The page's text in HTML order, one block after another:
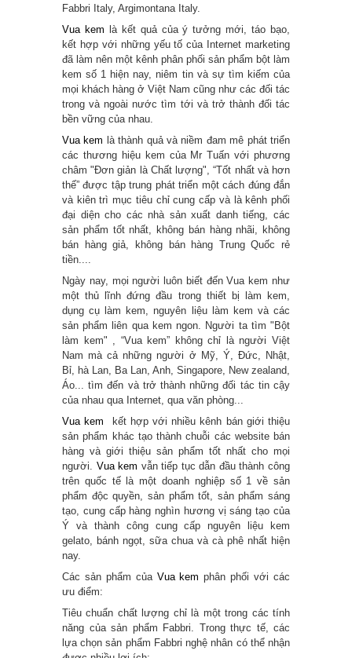
Fabbri Italy, Argimontana Italy.
Vua kem là kết quả của ý tưởng mới, táo bạo,
kết hợp với những yếu tố của Internet marketing
đã làm nên một kênh phân phối sản phẩm bột làm
kem số 1 hiện nay, niêm tin và sự tìm kiếm của
mọi khách hàng ở Việt Nam cũng như các đối tác
trong và ngoài nước tìm tới và trở thành đối tác
bền vững của nhau.
Vua kem là thành quả và niềm đam mê phát triển
các thương hiệu kem của Mr Tuấn với phương
châm "Đơn giản là Chất lượng", “Tốt nhất và hơn
thế” được tập trung phát triển một cách đúng đắn
và kiên trì mục tiêu chỉ cung cấp và là kênh phối
đại diện cho các nhà sản xuất danh tiếng, các
sản phẩm tốt nhất, không bán hàng nhãi, không
bán hàng giả, không bán hàng Trung Quốc rẻ
tiền....
Ngày nay, mọi người luôn biết đến Vua kem như
một thủ lĩnh đứng đầu trong thiết bị làm kem,
dụng cụ làm kem, nguyên liệu làm kem và các
sản phẩm liên qua kem ngon. Người ta tìm "Bột
làm kem" , “Vua kem” không chỉ là người Việt
Nam mà cả những người ở Mỹ, Ý, Đức, Nhật,
Bỉ, hà Lan, Ba Lan, Anh, Singapore, New zealand,
Áo... tìm đến và trở thành những đối tác tin cậy
của nhau qua Internet, qua văn phòng...
Vua kem kết hợp với nhiều kênh bán giới thiệu
sản phẩm khác tạo thành chuỗi các website bán
hàng và giới thiệu sản phẩm tốt nhất cho mọi
người. Vua kem vẫn tiếp tục dẫn đầu thành công
trên quốc tế là một doanh nghiệp số 1 về sản
phẩm độc quyền, sản phẩm tốt, sản phẩm sáng
tạo, cung cấp hàng nghìn hương vị sáng tạo của
Ý và thành công cung cấp nguyên liệu kem
gelato, bánh ngọt, sữa chua và cà phê nhất hiện
nay.
Các sản phẩm của Vua kem phân phối với các
ưu điểm:
Tiêu chuẩn chất lượng chỉ là một trong các tính
năng của sản phẩm Fabbri. Trong thực tế, các
lựa chọn sản phẩm Fabbri nghệ nhân có thể nhận